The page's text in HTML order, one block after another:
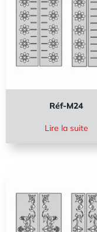
Réf-M24
Lire la suite